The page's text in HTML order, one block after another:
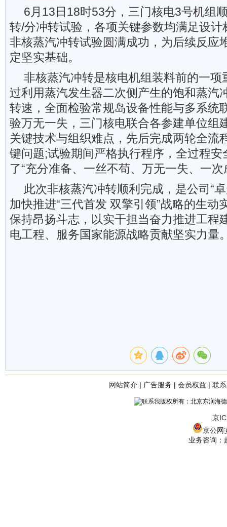
6月13日18时53分，三门核电3号机组
转/分冲转试验，各项关键参数均满足设
非核蒸汽冲转试验圆满成功，为后续反应
定坚实基础。
非核蒸汽冲转是核电机组装料前的一项
过利用蒸汽发生器二次侧产生的饱和蒸汽
转速，全面检验常规岛设备性能与多系统
验万无一失，三门核电联合各参建单位组
关键技术与组织难点，先后完成两轮全流
键问题;试验期间严格执行程序，全过程安
了“充分准备、一丝不苟、万无一失、一
此次非核蒸汽冲转顺利完成，是公司“
加快推进“三代首发 双擎引领”战略的生动
保持昂扬斗志，以实干担当奋力推进工程
电工程、服务国家能源战略贡献坚实力量
网站简介 | 广告服务 | 会员权益 | 联
版权所有：北京东润海
京
京公网
业务咨询：